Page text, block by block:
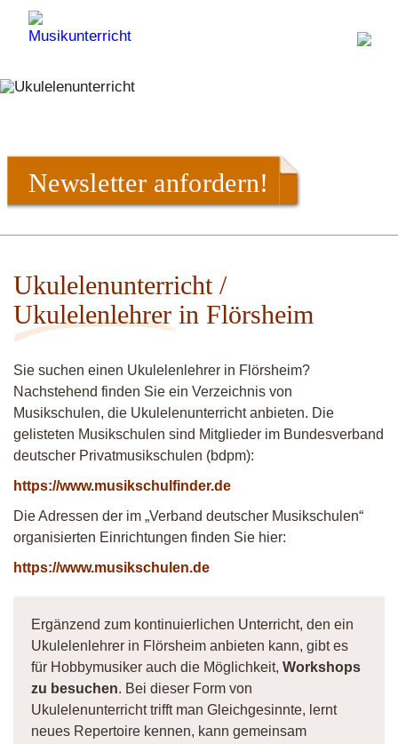
Newsletter anfordern!
Ukulelenunterricht /
Ukulelenlehrer in Flörsheim
Sie suchen einen Ukulelenlehrer in Flörsheim?
Nachstehend finden Sie ein Verzeichnis von
Musikschulen, die Ukulelenunterricht anbieten. Die
gelisteten Musikschulen sind Mitglieder im Bundesverband
deutscher Privatmusikschulen (bdpm):
https://www.musikschulfinder.de
Die Adressen der im „Verband deutscher Musikschulen“
organisierten Einrichtungen finden Sie hier:
https://www.musikschulen.de
Ergänzend zum kontinuierlichen Unterricht, den ein
Ukulelenlehrer in Flörsheim anbieten kann, gibt es
für Hobbymusiker auch die Möglichkeit, Workshops
zu besuchen. Bei dieser Form von
Ukulelenunterricht trifft man Gleichgesinnte, lernt
neues Repertoire kennen, kann gemeinsam